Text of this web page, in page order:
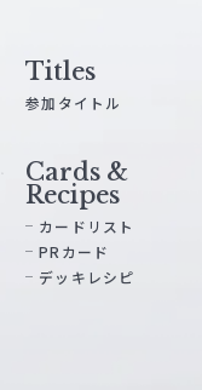
Titles
参加タイトル
Cards &
Recipes
カードリスト
PRカード
デッキレシピ